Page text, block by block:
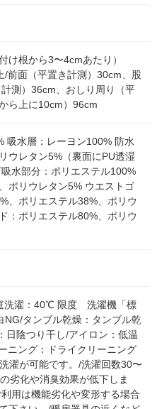
け根から3〜4cmあたり）
/前面（平置き計測）30cm、股
測）36cm、おしり周り（平
ら上に10cm）96cm
吸水層：レーヨン100% 防水
ウレタン5%（裏面にPU透湿
水部分：ポリエステル100%
ポリウレタン5% ウエストゴ
、ポリエステル38%、ポリウ
：ポリエステル80%、ポリウ
洗濯：40℃ 限度 洗濯機「標
NG/タンブル乾燥：タンブル乾
日陰つり干し/アイロン：低温
ニング：ドライクリーニング
濯が可能です。/洗濯回数30〜
劣化や消臭効果が低下しま
用は機能劣化や変形する場合